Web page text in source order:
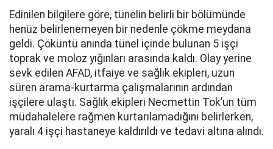
Edinilen bilgilere göre, tünelin belirli bir bölümünde
henüz belirlenemeyen bir nedenle çökme meydana
geldi. Çöküntü anında tünel içinde bulunan 5 işçi
toprak ve moloz yığınları arasında kaldı. Olay yerine
sevk edilen AFAD, itfaiye ve sağlık ekipleri, uzun
süren arama-kurtarma çalışmalarının ardından
işçilere ulaştı. Sağlık ekipleri Necmettin Tok’un tüm
müdahalelere rağmen kurtarılamadığını belirlerken,
yaralı 4 işçi hastaneye kaldırıldı ve tedavi altına alındı.